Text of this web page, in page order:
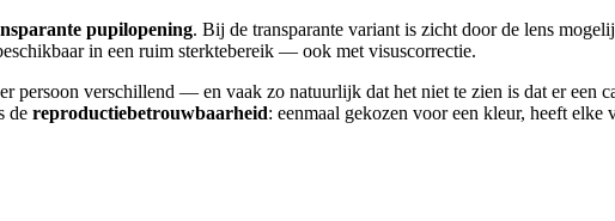
pupilopening. Bij de transparante variant is zicht door de lens
in een ruim sterktebereik — ook met visuscorrectie.
persoon verschillend — en vaak zo natuurlijk dat het niet te zien is dat er een
de reproductiebetrouwbaarheid: eenmaal gekozen voor een kleur, heeft elke